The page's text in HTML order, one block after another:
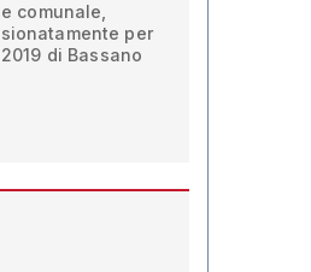
comunale,
per
di Bassano